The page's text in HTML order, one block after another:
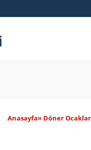
Anasayfa» Döner